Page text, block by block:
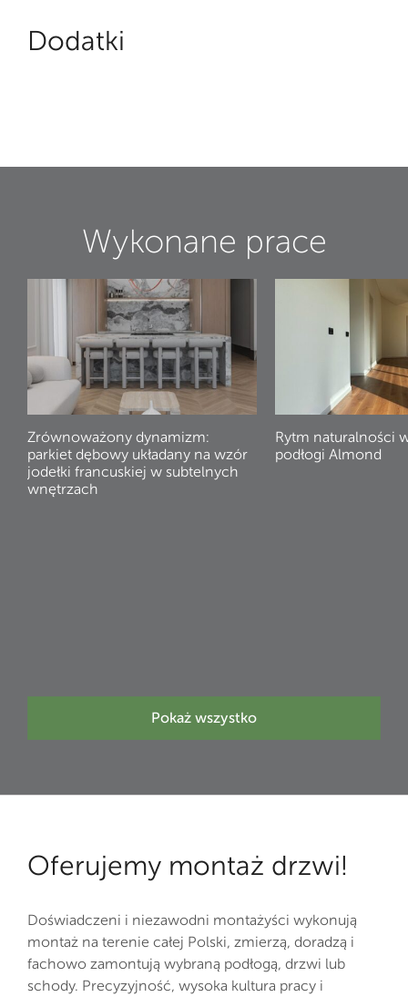
Dodatki
Wykonane prace
Zrównoważony dynamizm:
parkiet dębowy układany na wzór
jodełki francuskiej w subtelnych
wnętrzach
Rytm naturalności
podłogi Almond
Pokaż wszystko
Oferujemy montaż drzwi!
Doświadczeni i niezawodni montażyści wykonują
montaż na terenie całej Polski, zmierzą, doradzą i
fachowo zamontują wybraną podłogą, drzwi lub
schody. Precyzyjność, wysoka kultura pracy i